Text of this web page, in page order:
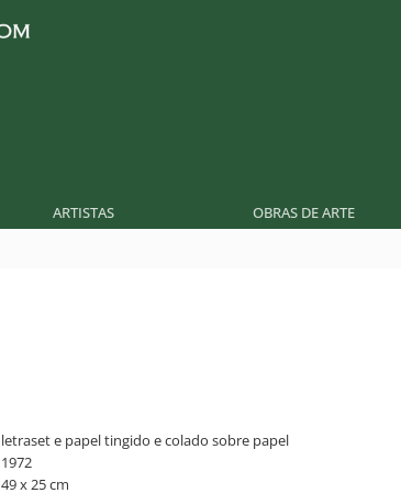
ARTISTAS OBRAS DE ARTE
letraset e papel tingido e colado sobre papel
1972
49 x 25 cm